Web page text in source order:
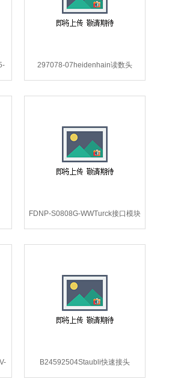
297078-07heidenhain读数头
297078-07*.
FDNP-S0808G-WWTurck接口模块
FDNP-S0808G-WW*.
B24592504Staubli快速接头
B24592504*.